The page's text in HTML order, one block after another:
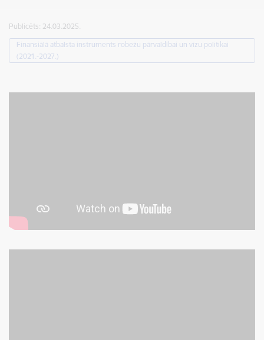
Publicēts: 24.03.2025.
Finansiālā atbalsta instruments robežu pārvaldībai un vīzu politikai
(2021.-2027.)